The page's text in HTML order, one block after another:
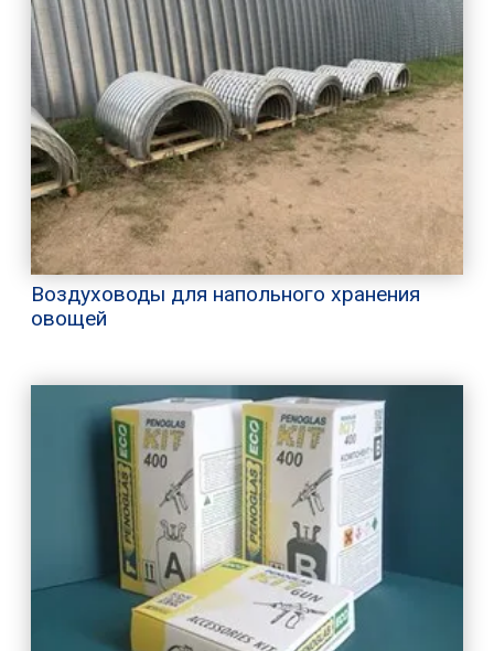
Воздуховоды для напольного хранения
овощей